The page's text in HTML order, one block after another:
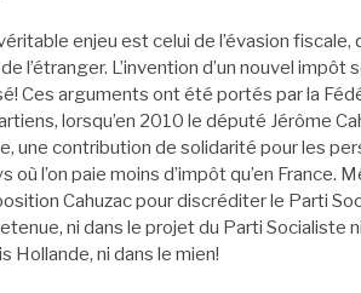
enjeu est celui de l’évasion fiscale,
l’étranger. L’invention d’un nouvel
Ces arguments ont été portés par la
lorsqu’en 2010 le député Jérôme
une contribution de solidarité pour les
où l’on paie moins d’impôt qu’en France.
Cahuzac pour discréditer le Parti
ni dans le projet du Parti Socialiste
Hollande, ni dans le mien!